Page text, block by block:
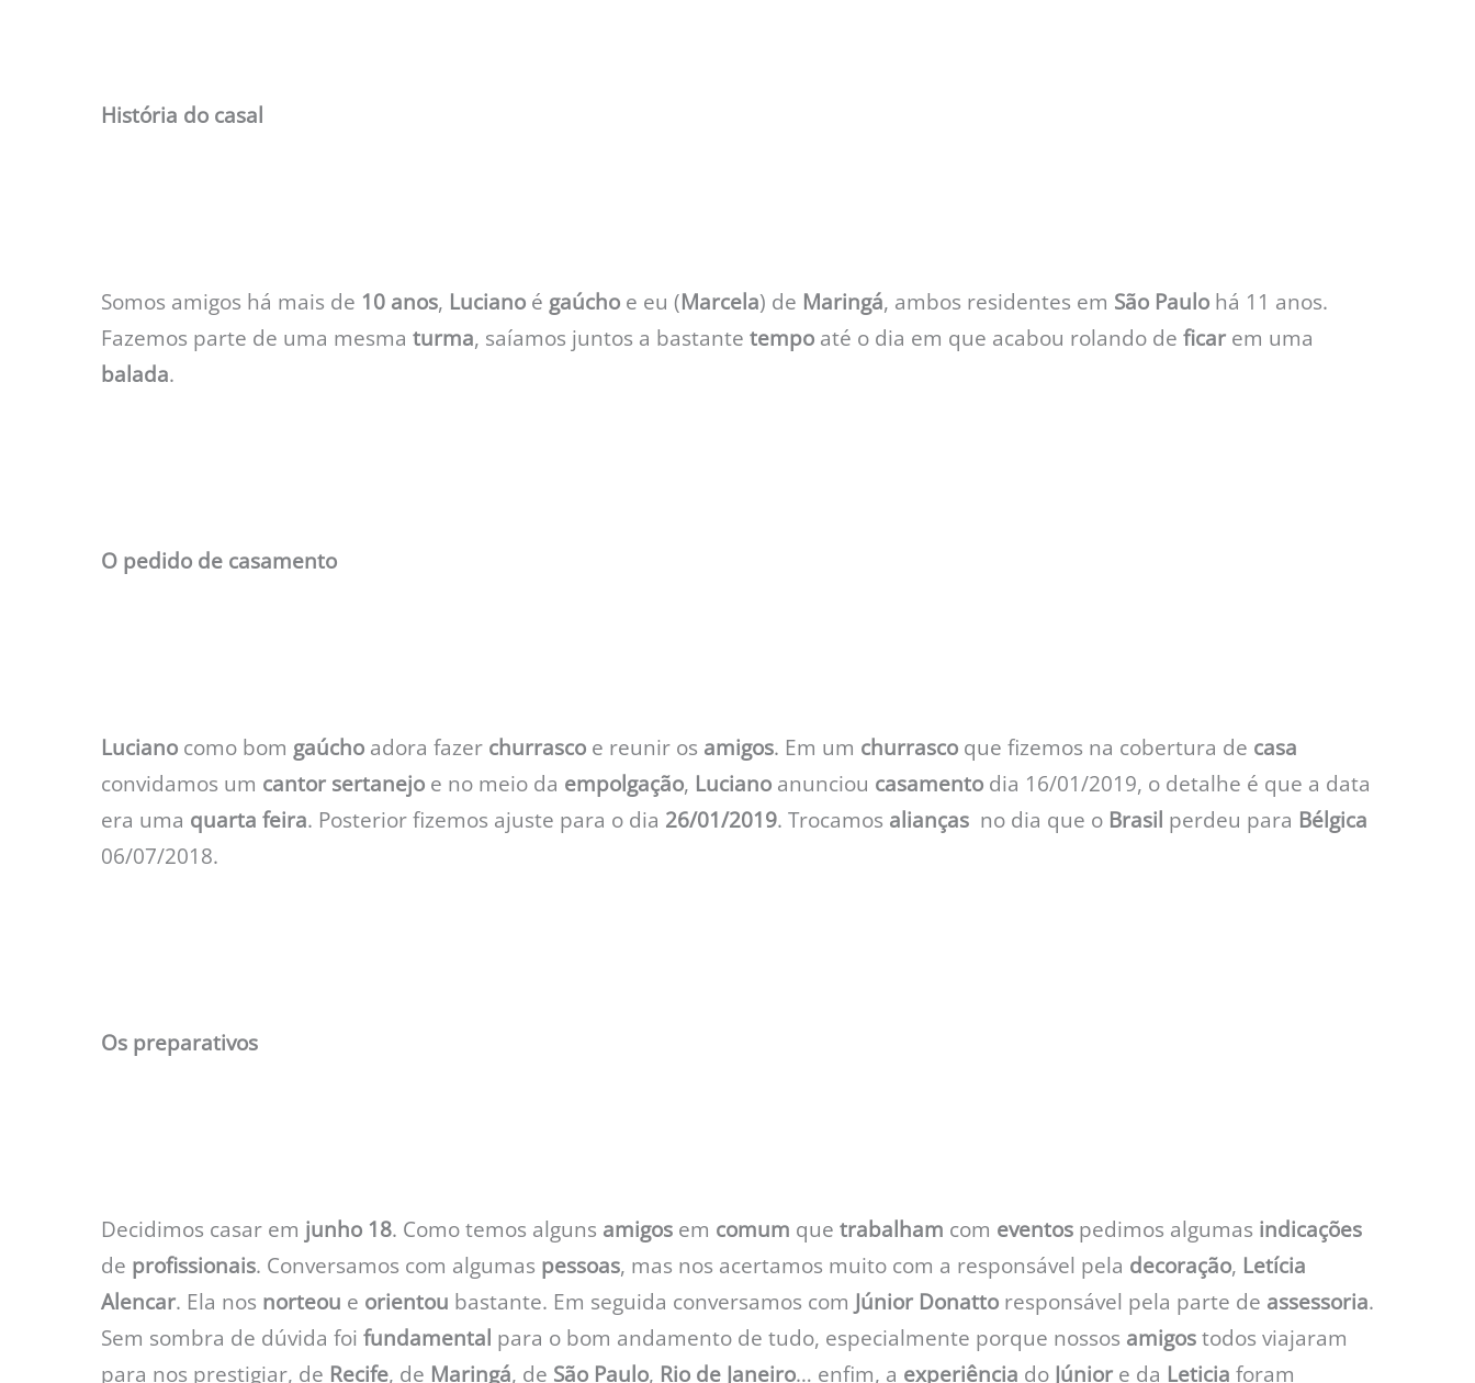
História do casal
Somos amigos há mais de 10 anos, Luciano é gaúcho e eu (Marcela) de Maringá, ambos residentes em São Paulo há 11 anos.
Fazemos parte de uma mesma turma, saíamos juntos a bastante tempo até o dia em que acabou rolando de ficar em uma
balada.
O pedido de casamento
Luciano como bom gaúcho adora fazer churrasco e reunir os amigos. Em um churrasco que fizemos na cobertura de casa
convidamos um cantor sertanejo e no meio da empolgação, Luciano anunciou casamento dia 16/01/2019, o detalhe é que a data
era uma quarta feira. Posterior fizemos ajuste para o dia 26/01/2019. Trocamos alianças no dia que o Brasil perdeu para Bélgica
06/07/2018.
Os preparativos
Decidimos casar em junho 18. Como temos alguns amigos em comum que trabalham com eventos pedimos algumas indicações
de profissionais. Conversamos com algumas pessoas, mas nos acertamos muito com a responsável pela decoração, Letícia
Alencar. Ela nos norteou e orientou bastante. Em seguida conversamos com Júnior Donatto responsável pela parte de assessoria.
Sem sombra de dúvida foi fundamental para o bom andamento de tudo, especialmente porque nossos amigos todos viajaram
para nos prestigiar, de Recife, de Maringá, de São Paulo, Rio de Janeiro… enfim, a experiência do Júnior e da Leticia foram